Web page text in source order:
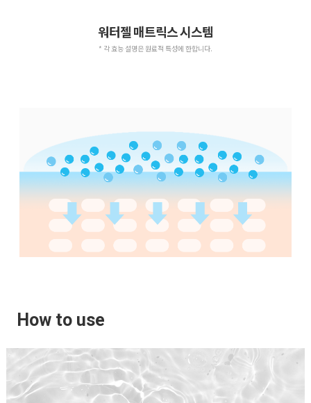
워터젤 매트릭스 시스템
* 각 효능 설명은 원료적 특성에 한합니다.
How to use